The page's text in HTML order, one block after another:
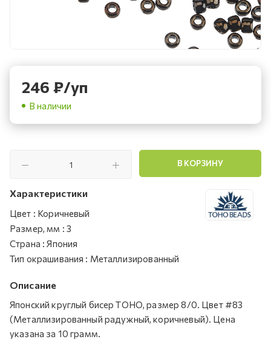
246 ₽/уп
В наличии
В КОРЗИНУ
Характеристики
Цвет : Коричневый
Размер, мм : 3
Страна : Япония
Тип окрашивания : Металлизированный
Описание
Японский круглый бисер TOHO, размер 8/0. Цвет #83
(Металлизированный радужный, коричневый). Цена
указана за 10 грамм.